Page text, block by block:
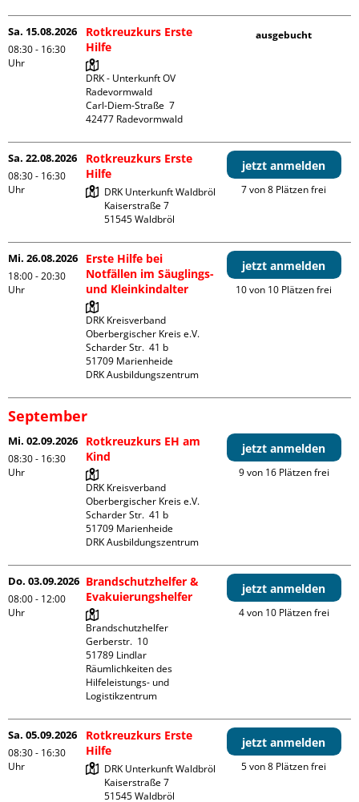
Sa. 15.08.2026
08:30 - 16:30
Uhr
Rotkreuzkurs Erste
Hilfe
DRK - Unterkunft OV
Radevormwald
Carl-Diem-Straße  7
ausgebucht
Sa. 22.08.2026
08:30 - 16:30
Uhr
Rotkreuzkurs Erste
Hilfe
DRK Unterkunft Waldbröl
Kaiserstraße 7
jetzt anmelden
7 von 8 Plätzen frei
Mi. 26.08.2026
18:00 - 20:30
Uhr
Erste Hilfe bei
Notfällen im Säuglings-
und Kleinkindalter
DRK Kreisverband
Oberbergischer Kreis e.V.
Scharder Str.  41 b
51709 Marienheide
DRK Ausbildungszentrum
jetzt anmelden
10 von 10 Plätzen frei
September
Mi. 02.09.2026
08:30 - 16:30
Uhr
Rotkreuzkurs EH am
Kind
DRK Kreisverband
Oberbergischer Kreis e.V.
Scharder Str.  41 b
51709 Marienheide
DRK Ausbildungszentrum
jetzt anmelden
9 von 16 Plätzen frei
Do. 03.09.2026
08:00 - 12:00
Uhr
Brandschutzhelfer &
Evakuierungshelfer
Brandschutzhelfer
Gerberstr.  10
51789 Lindlar
Räumlichkeiten des
Hilfeleistungs- und
Logistikzentrum
jetzt anmelden
4 von 10 Plätzen frei
Sa. 05.09.2026
08:30 - 16:30
Uhr
Rotkreuzkurs Erste
Hilfe
DRK Unterkunft Waldbröl
Kaiserstraße 7
jetzt anmelden
5 von 8 Plätzen frei